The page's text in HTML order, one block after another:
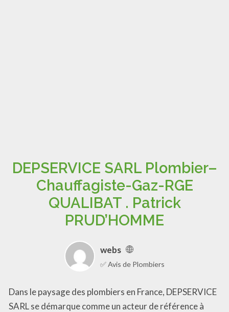
DEPSERVICE SARL Plombier–
Chauffagiste-Gaz-RGE
QUALIBAT . Patrick
PRUD’HOMME
webs
✅ Avis de Plombiers
Dans le paysage des plombiers en France, DEPSERVICE
SARL se démarque comme un acteur de référence à